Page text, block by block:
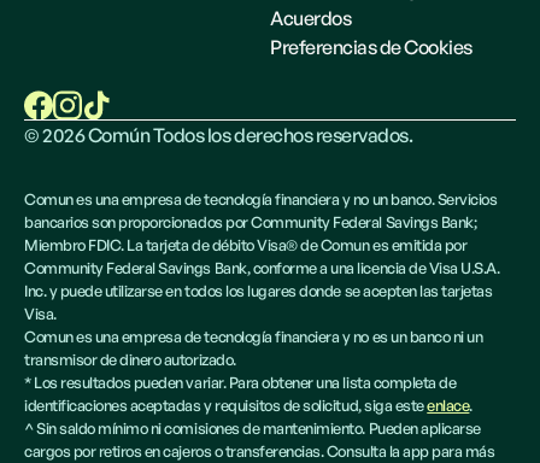
Acuerdos
Preferencias de Cookies
©2026Común Todos los derechos reservados.
Comun es una empresa de tecnología financiera y no un banco. Servicios
bancarios son proporcionados por Community Federal Savings Bank;
Miembro FDIC. La tarjeta de débito Visa® de Comun es emitida por
Community Federal Savings Bank, conforme a una licencia de Visa U.S.A.
Inc. y puede utilizarse en todos los lugares donde se acepten las tarjetas
Visa.
Comun es una empresa de tecnología financiera y no es un banco ni un
transmisor de dinero autorizado.
* Los resultados pueden variar. Para obtener una lista completa de
identificaciones aceptadas y requisitos de solicitud, siga esteenlace.
^ Sin saldo mínimo ni comisiones de mantenimiento. Pueden aplicarse
cargos por retiros en cajeros o transferencias. Consulta la app para más